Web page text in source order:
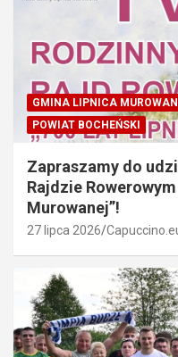
GMINA LIPNICA
POWIAT BOCHEŃSKI
Zapraszamy do
Rajdzie
Murowanej”!
27 lipca 2026